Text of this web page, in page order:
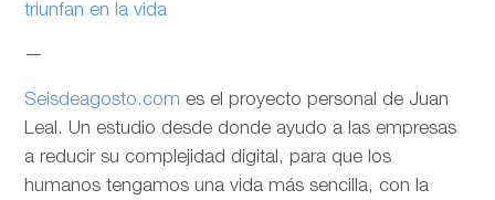
triunfan en la vida
—
Seisdeagosto.com es el proyecto personal de Juan
Leal. Un estudio desde donde ayudo a las empresas
a reducir su complejidad digital, para que los
humanos tengamos una vida más sencilla, con la